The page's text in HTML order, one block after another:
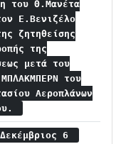
του Θ.Μανέτα
Ε.Βενιζέλο
ζητηθείσης
της
μετά του
του
Αεροπλάνων
6